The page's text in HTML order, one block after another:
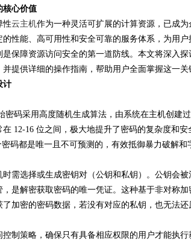
核心价值
性云主机作为一种灵活可扩展的计算资源，已成
性能、高可用性和安全可靠的服务体系，为用
保障资源访问安全的第一道防线。本文将深入
提供详细的操作指南，帮助用户全面掌握这一关
计
密码采用高度随机生成算法，由系统在主机创建
12-16 位之间，极大地提升了密码的复杂度和
码都是唯一且不可预测的，有效抵御暴力破解和
需选择或生成密钥对（公钥和私钥）。公钥会
是解密获取密码的唯一凭证。这种基于非对称
加密的密码数据，若没有对应的私钥，也无法还
制策略，确保只有具备相应权限的用户才能执
花钱，ai却天天给他免费派单？